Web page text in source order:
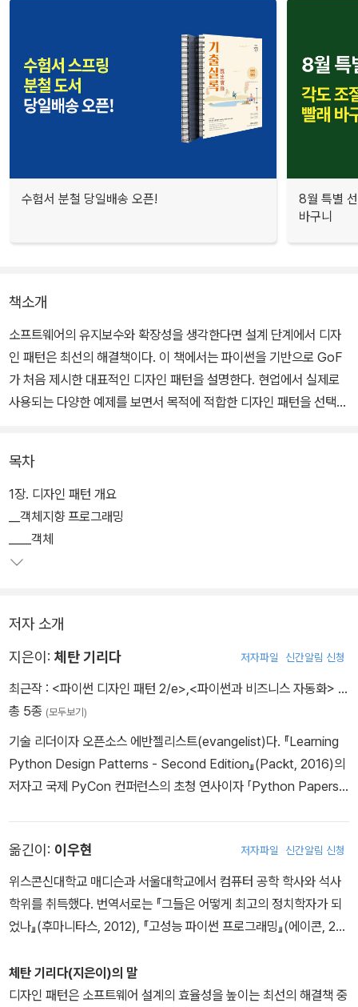
수험서 분철 당일배송 오픈!
8월 특별
바구니
책소개
소프트웨어의 유지보수와 확장성을 생각한다면 설계 단계에서 디자
인 패턴은 최선의 해결책이다. 이 책에서는 파이썬을 기반으로 GoF
가 처음 제시한 대표적인 디자인 패턴을 설명한다. 현업에서 실제로
사용되는 다양한 예제를 보면서 목적에 적합한 디자인 패턴을 선택하
이 책에서 설명하는 객체지향의 기본 원리 및 중요 프로그래밍 원칙
은 소프트웨어 설계에 매우 유용할 것이다. 디자인 패턴을 기반으로
한 최적화된 소프트웨어 설계는 프로그래밍에서는 빠질 수 없는 필수
요소다.
목차
1장. 디자인 패턴 개요
__객체지향 프로그래밍
____객체
저자 소개
지은이: 체탄 기리다 저자파일 신간알림 신청
최근작 : <파이썬 디자인 패턴 2/e>,<파이썬과 비즈니스 자동화> …
총 5종 (모두보기)
기술 리더이자 오픈소스 에반젤리스트(evangelist)다. 『Learning
Python Design Patterns - Second Edition』(Packt, 2016)의
저자고 국제 PyCon 컨퍼런스의 초청 연사이자 「Python Papers」
실험은 https://github.com/cjgiridhar와 그의 웹사이트 https://t
echnobeans.com에서 살펴볼 수 있다. 현재는 CallHub의 CTO
(chief technology officer)로서 제품 전략 및 기술 전략을 담당한
다. CallHub 이전에는 클라우드, 비디오, 엔터프라이즈 스토리지 제
지식으로 가득 차 있다고 믿으며, 항상 새로운 것을 배우고 오픈소스
커뮤니티, 친구, 동료와 공유하려 한다. 링크드인(https://www.link
옮긴이: 이우현 저자파일 신간알림 신청
위스콘신대학교 매디슨과 서울대학교에서 컴퓨터 공학 학사와 석사
학위를 취득했다. 번역서로는 『그들은 어떻게 최고의 정치학자가 되
었나』(후마니타스, 2012), 『고성능 파이썬 프로그래밍』(에이콘, 201
체탄 기리다(지은이)의 말
디자인 패턴은 소프트웨어 설계의 효율성을 높이는 최선의 해결책 중